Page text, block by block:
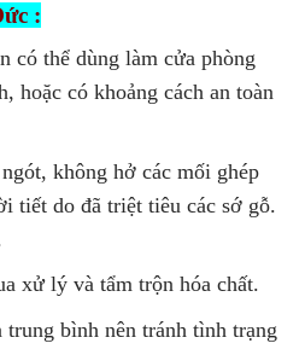
:
có thể dùng làm cửa phòng
hoặc có khoảng cách an toàn
không hở các mối ghép
tiết do đã triệt tiêu các sớ gỗ.
xử lý và tẩm trộn hóa chất.
bình nên tránh tình trạng